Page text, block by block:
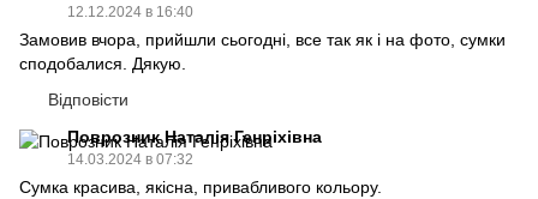
12.12.2024 в 16:40
Замовив вчора, прийшли сьогодні, все так як і на фото, сумки
сподобалися. Дякую.
Відповісти
Поврозник Наталія Генріхівна
14.03.2024 в 07:32
Сумка красива, якісна, привабливого кольору.